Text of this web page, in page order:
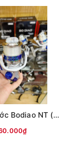
Máy có cước Bodiao NT (Bạc)